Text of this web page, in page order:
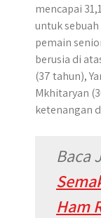
mencapai
untuk
pemain
berusia di
(37 tahun),
Mkhitaryan
ketenangan
Baca
Ham